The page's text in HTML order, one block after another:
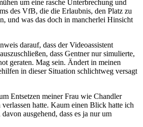
um eine rasche Unterbrechung und
des VfB, die die Erlaubnis, den Platz zu
und was das doch in mancherlei Hinsicht
darauf, dass der Videoassistent
dass Gentner nur simulierte,
geraten. Mag sein. Ändert in meinen
in dieser Situation schlichtweg versagt
Entsetzen meiner Frau wie Chandler
hatte. Kaum einen Blick hatte ich
ausgehend, dass es ja nur um